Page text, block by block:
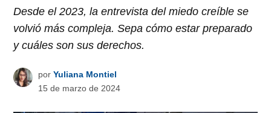
Desde el 2023, la entrevista del miedo creíble se
volvió más compleja. Sepa cómo estar preparado
y cuáles son sus derechos.
por Yuliana Montiel
15 de marzo de 2024